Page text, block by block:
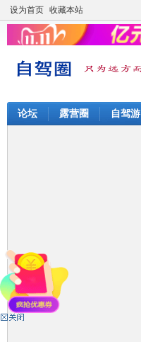
设为首页 收藏本站
论坛 露营圈 自驾游